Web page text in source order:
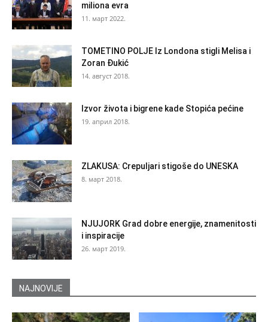
miliona evra
11. март 2022.
TOMETINO POLJE Iz Londona stigli Melisa i
Zoran Đukić
14. август 2018.
Izvor života i bigrene kade Stopića pećine
19. април 2018.
ZLAKUSA: Crepuljari stigoše do UNESKA
8. март 2018.
NJUJORK Grad dobre energije, znamenitosti
i inspiracije
26. март 2019.
NAJNOVIJE